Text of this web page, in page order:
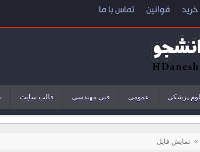
خرید قوانین تماس با ما
پزشکی عمومی فنی مهندسی قالب سایت
» نمایش فایل